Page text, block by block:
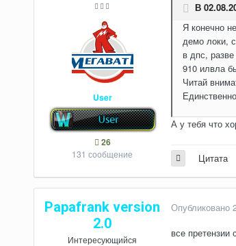
User
26
131 сообщение
В
Я конечно
демо локи,
в дпс,
910 илвла
Читай
А у тебя что
Цитата
Papafrank version
2.0
Интересующийся
Опубликовано
все претензии